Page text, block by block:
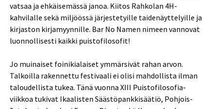
vatsaa ja ehkäisemässä janoa. Kiitos Rahkolan 4H-
kahvilalle sekä miljöössä järjestetyille taidenäyttelyille ja
kirjaston kirjamyynnille. Bar No Namen nimeen vannovat
luonnollisesti kaikki puistofilosofit!
Jo muinaiset foinikialaiset ymmärsivät rahan arvon.
Talkoilla rakennettu festivaali ei olisi mahdollista ilman
taloudellista tukea. Tänä vuonna XIII Puistofilosofia-
viikkoa tukivat Ikaalisten Säästöpankkisäätiö, Pohjois-